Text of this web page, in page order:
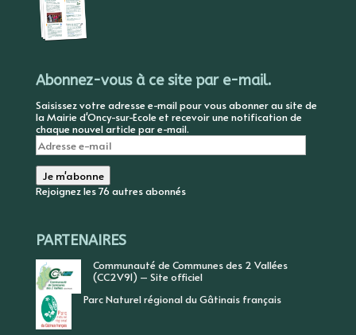
Abonnez-vous à ce site par e-mail.
Saisissez votre adresse e-mail pour vous abonner au site de
la Mairie d'Oncy-sur-Ecole et recevoir une notification de
chaque nouvel article par e-mail.
Adresse
e-
mail
Je m'abonne
Rejoignez les 76 autres abonnés
PARTENAIRES
Communauté de Communes des 2 Vallées
(CC2V91) – Site officiel
Parc Naturel régional du Gâtinais français